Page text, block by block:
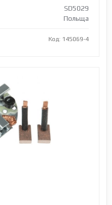
SD5029
Польща
Код: 145069-4